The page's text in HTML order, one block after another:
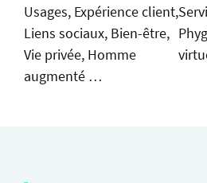
Usages, Expérience client,
Liens sociaux, Bien-être,
Vie privée, Homme
augmenté …